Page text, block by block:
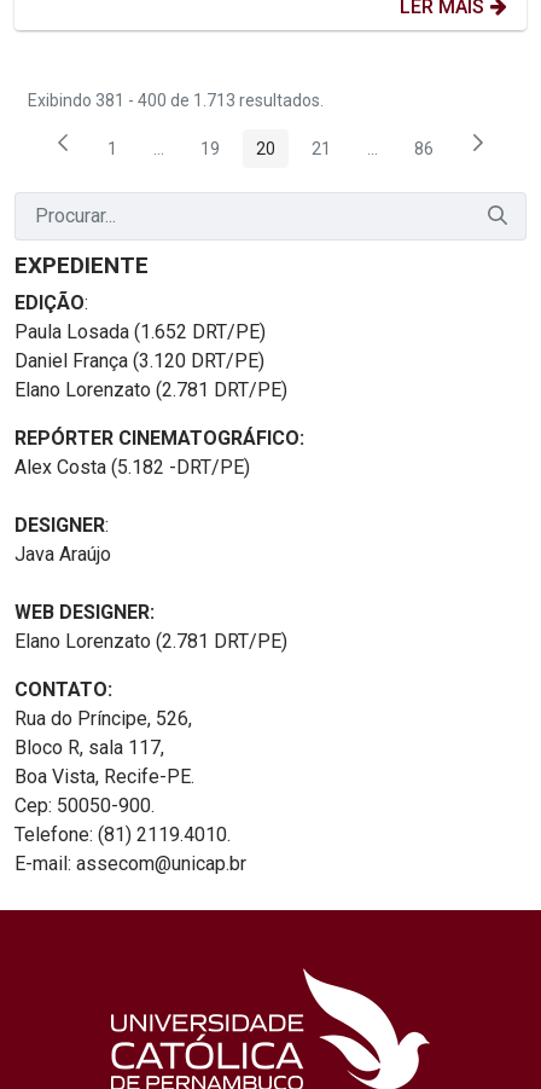
LER MAIS
Exibindo 381 - 400 de 1.713 resultados.
Página
1 Páginas intermediárias Usar ABA para navegar.
Página
19 Página
20 Página
21 PáginasPágina
86
EXPEDIENTE
EDIÇÃO:
Paula Losada (1.652 DRT/PE)
Daniel França (3.120 DRT/PE)
Elano Lorenzato (2.781 DRT/PE)
REPÓRTER CINEMATOGRÁFICO:
Alex Costa (5.182 -DRT/PE)
DESIGNER:
Java Araújo
WEB DESIGNER:
Elano Lorenzato (2.781 DRT/PE)
CONTATO:
Rua do Príncipe, 526,
Bloco R, sala 117,
Boa Vista, Recife-PE.
Cep: 50050-900.
Telefone: (81) 2119.4010.
E-mail: assecom@unicap.br